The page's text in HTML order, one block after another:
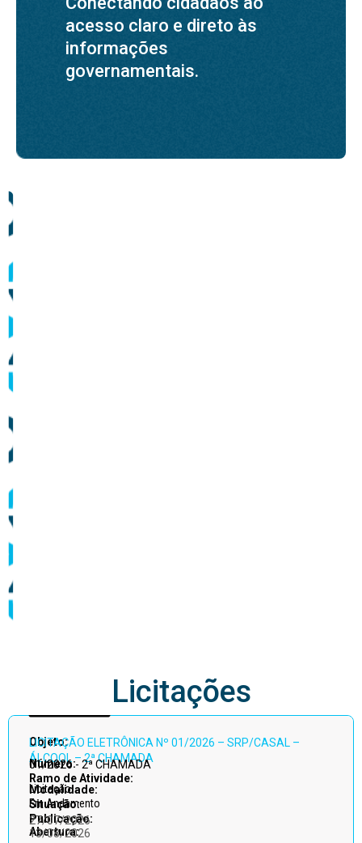
acesso claro e direto às
informações
governamentais.
Acessar
todos
Licitações
Objeto:
LICITAÇÃO ELETRÔNICA Nº 01/2026 – SRP/CASAL –
ÁLCOOL – 2ª CHAMADA
Número:
01/2026 - 2ª CHAMADA
Ramo de Atividade:
Modalidade:
Licitação
Situação:
Em Andamento
Publicação:
27/07/2026
Abertura:
13/08/2026